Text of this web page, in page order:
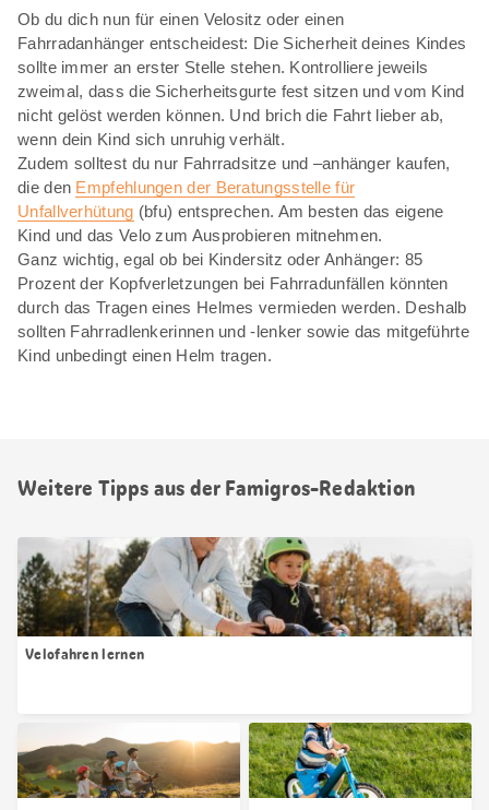
Ob du dich nun für einen Velositz oder einen
Fahrradanhänger entscheidest: Die Sicherheit deines Kindes
sollte immer an erster Stelle stehen. Kontrolliere jeweils
zweimal, dass die Sicherheitsgurte fest sitzen und vom Kind
nicht gelöst werden können. Und brich die Fahrt lieber ab,
wenn dein Kind sich unruhig verhält.
Zudem solltest du nur Fahrradsitze und –anhänger kaufen,
die den Empfehlungen der Beratungsstelle für
Unfallverhütung (bfu) entsprechen. Am besten das eigene
Kind und das Velo zum Ausprobieren mitnehmen.
Ganz wichtig, egal ob bei Kindersitz oder Anhänger: 85
Prozent der Kopfverletzungen bei Fahrradunfällen könnten
durch das Tragen eines Helmes vermieden werden. Deshalb
sollten Fahrradlenkerinnen und -lenker sowie das mitgeführte
Kind unbedingt einen Helm tragen.
Weitere Tipps aus der Famigros-Redaktion
Velofahren lernen